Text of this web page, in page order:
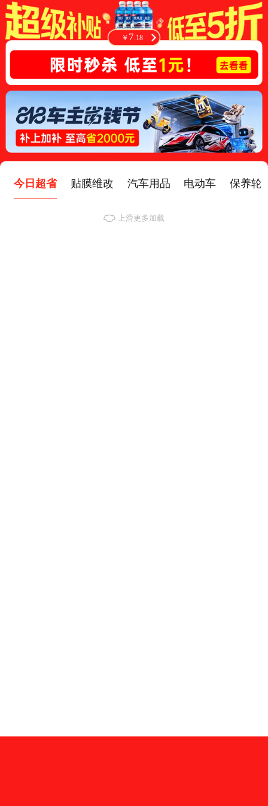
￥ 7.18
￥39
今日超省 贴膜维改 汽车用品 电动车 保养轮
上滑更多加载